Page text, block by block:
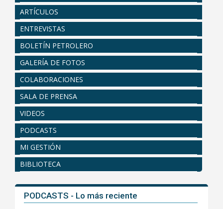
ARTÍCULOS
ENTREVISTAS
BOLETÍN PETROLERO
GALERÍA DE FOTOS
COLABORACIONES
SALA DE PRENSA
VIDEOS
PODCASTS
MI GESTIÓN
BIBLIOTECA
PODCASTS - Lo más reciente